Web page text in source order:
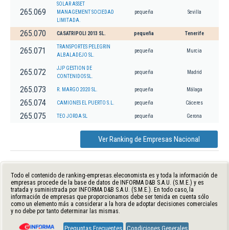
265.069
SOLAR ASSET
MANAGEMENT SOCIEDAD
LIMITADA.
pequeña Sevilla
265.070 CASATRIPOLI 2013 SL. pequeña Tenerife
265.071
TRANSPORTES PELEGRIN
ALBALADEJO SL.
pequeña Murcia
265.072
JJP GESTION DE
CONTENIDOS SL.
pequeña Madrid
265.073 R. MARGO 2020 SL. pequeña Málaga
265.074 CAMIONES EL PUERTO S.L. pequeña Cáceres
265.075 TEO JORDA SL pequeña Gerona
Ver Ranking de Empresas Nacional
Todo el contenido de ranking-empresas.eleconomista.es y toda la información de
empresas procede de la base de datos de INFORMA D&B S.A.U. (S.M.E.) y es
tratada y suministrada por INFORMA D&B S.A.U. (S.M.E.). En todo caso, la
información de empresas que proporcionamos debe ser tenida en cuenta sólo
como un elemento más a considerar a la hora de adoptar decisiones comerciales
y no debe por tanto determinar las mismas.
Preguntas Frecuentes Condiciones Generales